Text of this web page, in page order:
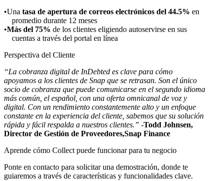
Una tasa de apertura de correos electrónicos del 44.5% en
promedio durante 12 meses
Más del 75% de los clientes eligiendo autoservirse en sus
cuentas a través del portal en línea
Perspectiva del Cliente
“La cobranza digital de InDebted es clave para cómo
apoyamos a los clientes de Snap que se retrasan. Son el único
socio de cobranza que puede comunicarse en el segundo idioma
más común, el español, con una oferta omnicanal de voz y
digital. Con un rendimiento constantemente alto y un enfoque
constante en la experiencia del cliente, sabemos que su solución
rápida y fácil respalda a nuestros clientes.” -Todd Johnsen,
Director de Gestión de Proveedores,Snap Finance
Aprende cómo Collect puede funcionar para tu negocio
Ponte en contacto para solicitar una demostración, donde te
guiaremos a través de características y funcionalidades clave.